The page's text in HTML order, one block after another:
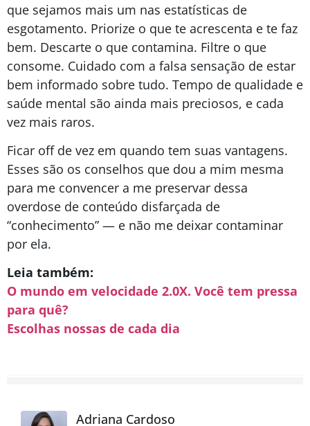
que sejamos mais um nas estatísticas de
esgotamento. Priorize o que te acrescenta e te faz
bem. Descarte o que contamina. Filtre o que
consome. Cuidado com a falsa sensação de estar
bem informado sobre tudo. Tempo de qualidade e
saúde mental são ainda mais preciosos, e cada
vez mais raros.
Ficar off de vez em quando tem suas vantagens.
Esses são os conselhos que dou a mim mesma
para me convencer a me preservar dessa
overdose de conteúdo disfarçada de
“conhecimento” — e não me deixar contaminar
por ela.
Leia também:
O mundo em velocidade 2.0X. Você tem pressa
para quê?
Escolhas nossas de cada dia
Adriana Cardoso